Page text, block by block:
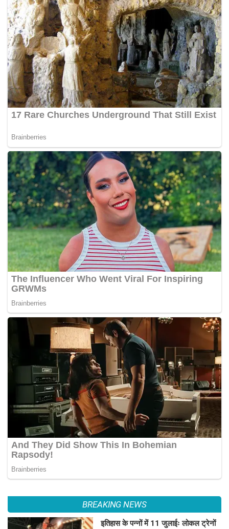
BREAKING NEWS
इतिहास के पन्नों में 11 जुलाईः लोकल ट्रेनों